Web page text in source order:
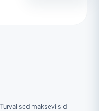
Turvalised makseviisid